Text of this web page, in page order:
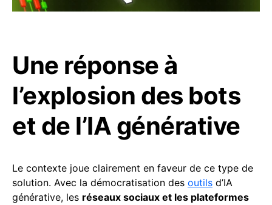
Une réponse à
l’explosion des bots
et de l’IA générative
Le contexte joue clairement en faveur de ce type de
solution. Avec la démocratisation des outils d’IA
générative, les réseaux sociaux et les plateformes